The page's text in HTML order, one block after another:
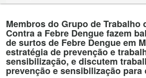
Membros do Grupo de Trabalho
Contra a Febre Dengue fazem
de surtos de Febre Dengue em
estratégia de prevenção e
sensibilização, e discutem
prevenção e sensibilização para